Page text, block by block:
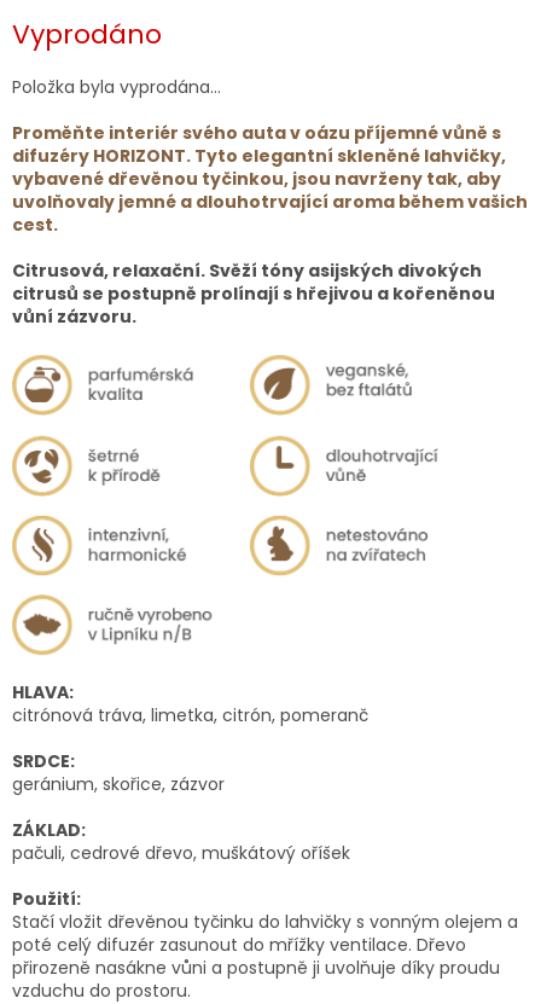
cena:
Vyprodáno
Položka byla vyprodána…
Proměňte interiér svého auta v oázu příjemné vůně s
difuzéry HORIZONT. Tyto elegantní skleněné lahvičky,
vybavené dřevěnou tyčinkou, jsou navrženy tak, aby
uvolňovaly jemné a dlouhotrvající aroma během vašich
cest.
Citrusová, relaxační. Svěží tóny asijských divokých
citrusů se postupně prolínají s hřejivou a kořeněnou
vůní zázvoru.
HLAVA:
citrónová tráva, limetka, citrón, pomeranč
SRDCE:
geránium, skořice, zázvor
ZÁKLAD:
pačuli, cedrové dřevo, muškátový oříšek
Použití:
Stačí vložit dřevěnou tyčinku do lahvičky s vonným olejem a
poté celý difuzér zasunout do mřížky ventilace. Dřevo
přirozeně nasákne vůni a postupně ji uvolňuje díky proudu
vzduchu do prostoru.